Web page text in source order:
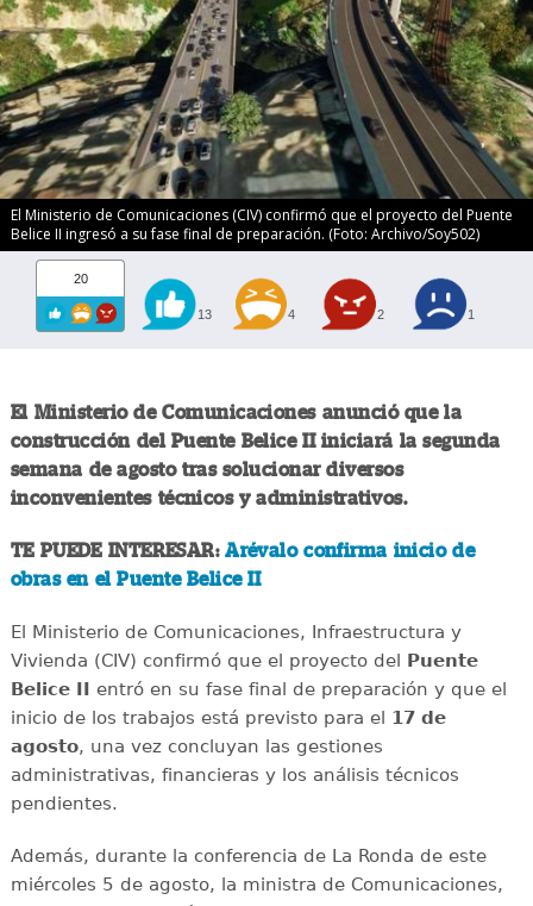
El Ministerio de Comunicaciones (CIV) confirmó que el proyecto del Puente
Belice II ingresó a su fase final de preparación. (Foto: Archivo/Soy502)
20
13 4 2 1
El Ministerio de Comunicaciones anunció que la
construcción del Puente Belice II iniciará la segunda
semana de agosto tras solucionar diversos
inconvenientes técnicos y administrativos.
TE PUEDE INTERESAR:Arévalo confirma inicio de
obras en el Puente Belice II
El Ministerio de Comunicaciones, Infraestructura y
Vivienda (CIV) confirmó que el proyecto del Puente
Belice II entró en su fase final de preparación y que el
inicio de los trabajos está previsto para el 17 de
agosto, una vez concluyan las gestiones
administrativas, financieras y los análisis técnicos
pendientes.
Además, durante la conferencia de La Ronda de este
miércoles 5 de agosto, la ministra de Comunicaciones,